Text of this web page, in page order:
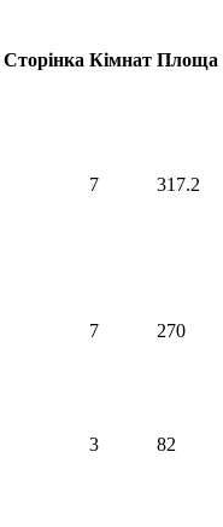
Сторінка Кімнат Площа
7 317.2
7 270
3 82